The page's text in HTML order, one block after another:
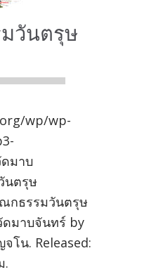
วันตรุษ
wp/wp-
มาบ
นตรุษ
ณกธรรมวันตรุษ
ดมาบจันทร์ by
โน. Released:
.